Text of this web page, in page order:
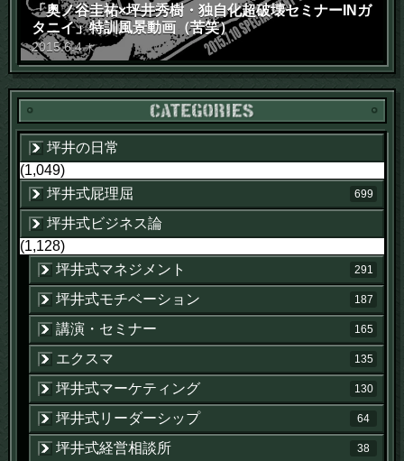
「奥ノ谷圭祐×坪井秀樹・独自化超破壊セミナーINガ
タニイ」特訓風景動画（苦笑）
2015.6.4 木
坪井の日常
(1,049)
坪井式屁理屈
699
坪井式ビジネス論
(1,128)
坪井式マネジメント
291
坪井式モチベーション 187
講演・セミナー 165
エクスマ 135
坪井式マーケティング 130
坪井式リーダーシップ 64
坪井式経営相談所 38